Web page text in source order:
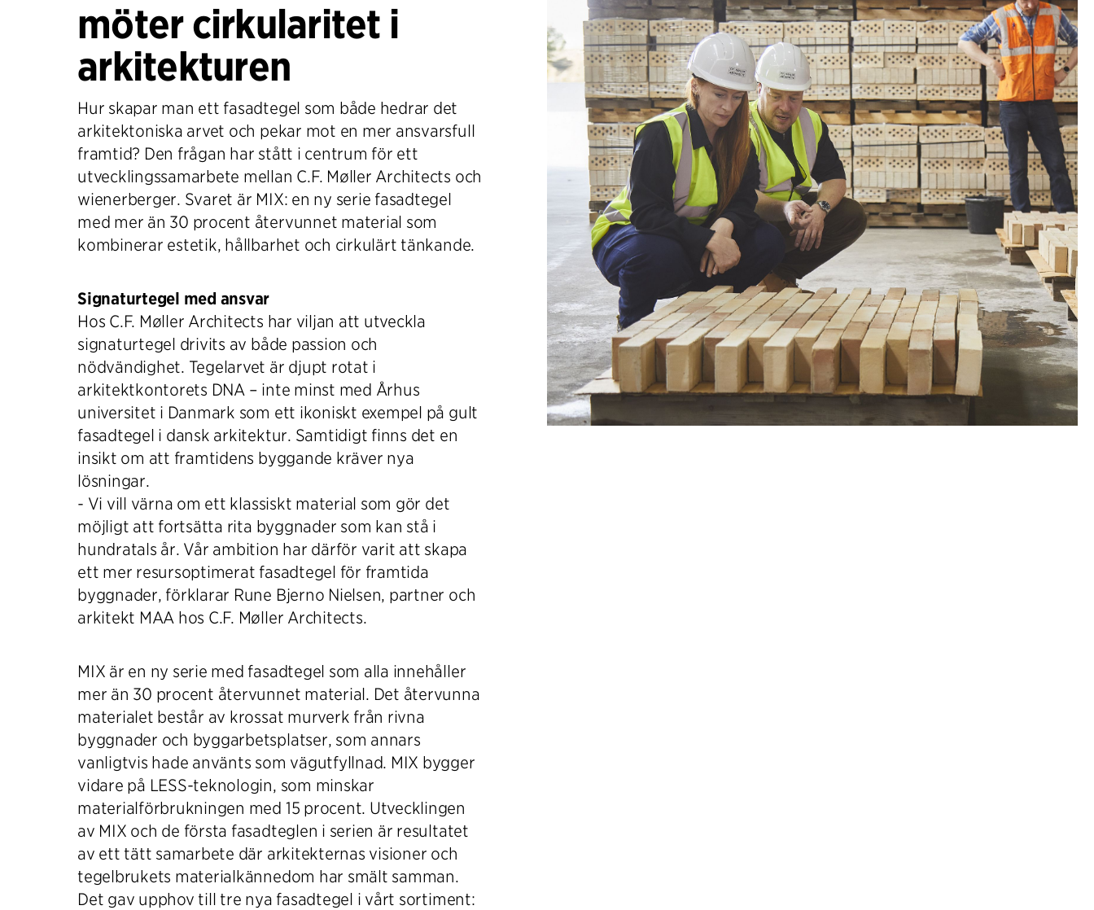
möter cirkularitet i
arkitekturen
Hur skapar man ett fasadtegel som både hedrar det
arkitektoniska arvet och pekar mot en mer ansvarsfull
framtid? Den frågan har stått i centrum för ett
utvecklingssamarbete mellan C.F. Møller Architects och
wienerberger. Svaret är MIX: en ny serie fasadtegel
med mer än 30 procent återvunnet material som
kombinerar estetik, hållbarhet och cirkulärt tänkande.
Signaturtegel med ansvar
Hos C.F. Møller Architects har viljan att utveckla
signaturtegel drivits av både passion och
nödvändighet. Tegelarvet är djupt rotat i
arkitektkontorets DNA – inte minst med Århus
universitet i Danmark som ett ikoniskt exempel på gult
fasadtegel i dansk arkitektur. Samtidigt finns det en
insikt om att framtidens byggande kräver nya
lösningar.
- Vi vill värna om ett klassiskt material som gör det
möjligt att fortsätta rita byggnader som kan stå i
hundratals år. Vår ambition har därför varit att skapa
ett mer resursoptimerat fasadtegel för framtida
byggnader, förklarar Rune Bjerno Nielsen, partner och
arkitekt MAA hos C.F. Møller Architects.
MIX är en ny serie med fasadtegel som alla innehåller
mer än 30 procent återvunnet material. Det återvunna
materialet består av krossat murverk från rivna
byggnader och byggarbetsplatser, som annars
vanligtvis hade använts som vägutfyllnad. MIX bygger
vidare på LESS-teknologin, som minskar
materialförbrukningen med 15 procent. Utvecklingen
av MIX och de första fasadteglen i serien är resultatet
av ett tätt samarbete där arkitekternas visioner och
tegelbrukets materialkännedom har smält samman.
Det gav upphov till tre nya fasadtegel i vårt sortiment: